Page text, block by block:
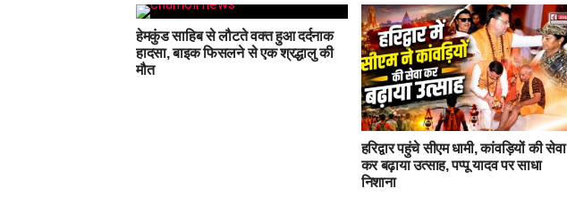
हेमकुंड साहिब से लौटते वक्त हुआ दर्दनाक
हादसा, बाइक फिसलने से एक श्रद्धालु की
मौत
हरिद्वार पहुंचे सीएम धामी, कांवड़ियों की सेवा
कर बढ़ाया उत्साह, पप्पू यादव पर साधा
निशाना